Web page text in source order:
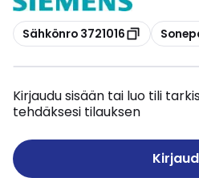
Kopioi
Sähkönro 3721016 Kopioi
Kirjaudu sisään tai luo tili
tehdäksesi tilauksen